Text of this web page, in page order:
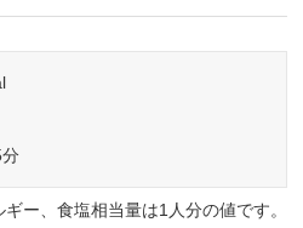
ギー、食塩相当量は1人分の値です。